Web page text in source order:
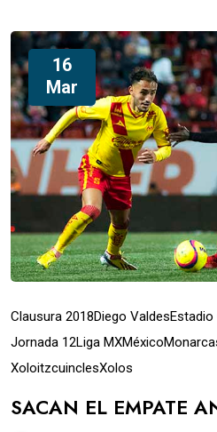
16
Mar
Clausura 2018Diego ValdesEstadio
Jornada 12Liga MXMéxico
XoloitzcuinclesXolos
SACAN EL EMPATE